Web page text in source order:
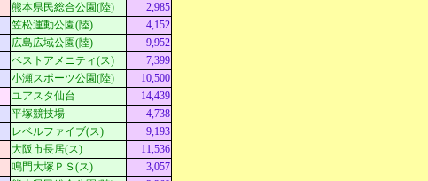
熊本県民総合公園(陸) 2,985
笠松運動公園(陸)
4,152
広島広域公園(陸)
9,952
ベストアメニティ(ス)
7,399
小瀬スポーツ公園(陸)
10,500
ユアスタ仙台
14,439
平塚競技場
4,738
レベルファイブ(ス) 9,193
大阪市長居(ス)
11,536
鳴門大塚ＰＳ(ス)
3,057